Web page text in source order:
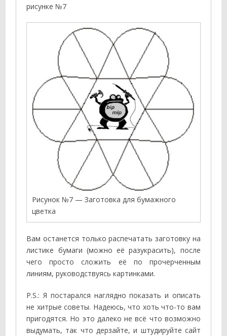
рисунке №7
Рисунок №7 — Заготовка для бумажного
цветка
Вам останется только распечатать заготовку на
листике бумаги (можно её разукрасить), после
чего просто сложить её по прочерченным
линиям, руководствуясь картинками.
P.S.: Я постарался наглядно показать и описать
не хитрые советы. Надеюсь, что хоть что-то вам
пригодятся. Но это далеко не всё что возможно
выдумать, так что дерзайте, и штудируйте сайт